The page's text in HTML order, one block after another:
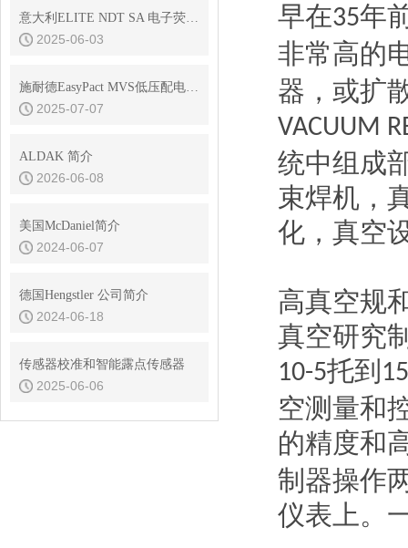
意大利ELITE NDT SA 电子荧光光度计NDT S291
2025-06-03
施耐德EasyPact MVS低压配电空气断路器在风电中的应用
2025-07-07
ALDAK 简介
2026-06-08
美国McDaniel简介
2024-06-07
德国Hengstler 公司简介
2024-06-18
传感器校准和智能露点传感器
2025-06-06
早在35年
非常高的
器，或扩
VACUUM
统中组成
束焊机，
化，真空
高真空规
真空研究
10-5托到
空测量和
的精度和
制器操作
仪表上。